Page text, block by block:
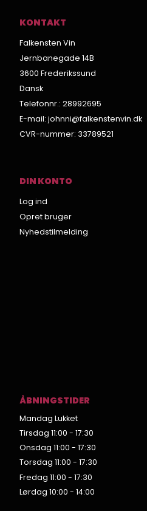
KONTAKT
Falkensten Vin
Jernbanegade 14B
3600 Frederikssund
Dansk
Telefonnr.: 28992695
E-mail: johnni@falkenstenvin.dk
CVR-nummer: 33789521
DIN KONTO
Log ind
Opret bruger
Nyhedstilmelding
ÅBNINGSTIDER
Mandag Lukket
Tirsdag 11:00 - 17:30
Onsdag 11:00 - 17:30
Torsdag 11:00 - 17:30
Fredag 11:00 - 17:30
Lørdag 10:00 - 14:00